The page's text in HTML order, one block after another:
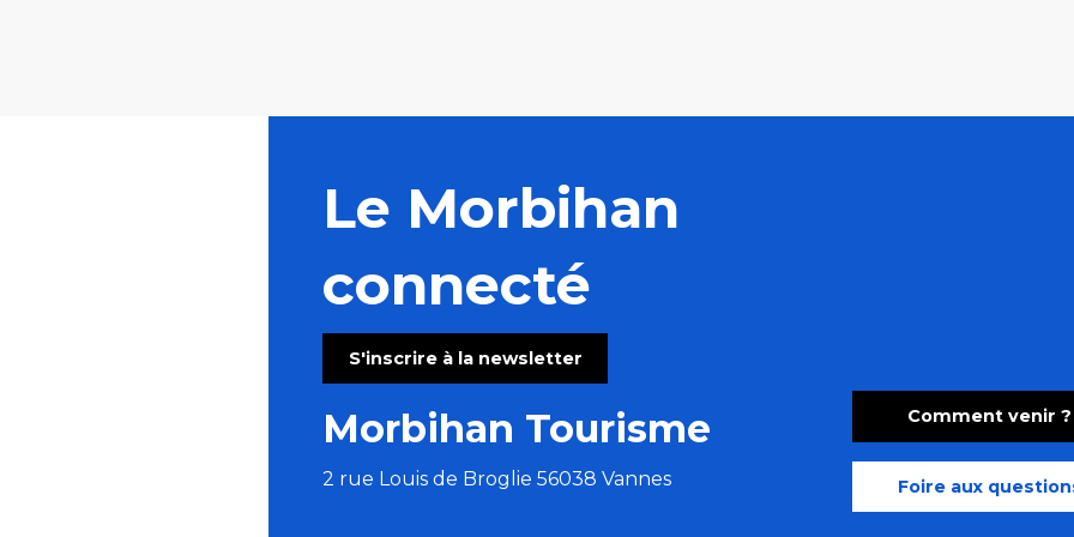
Le Morbihan
connecté
S'inscrire à la newsletter
Morbihan Tourisme
2 rue Louis de Broglie 56038 Vannes
Comment venir ?
Foire aux